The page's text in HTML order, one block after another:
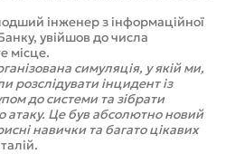
інженер з інформаційної
увійшов до числа
місце.
симуляція, у якій ми,
розслідувати інцидент із
до системи та зібрати
атаку. Це був абсолютно новий
навички та багато цікавих